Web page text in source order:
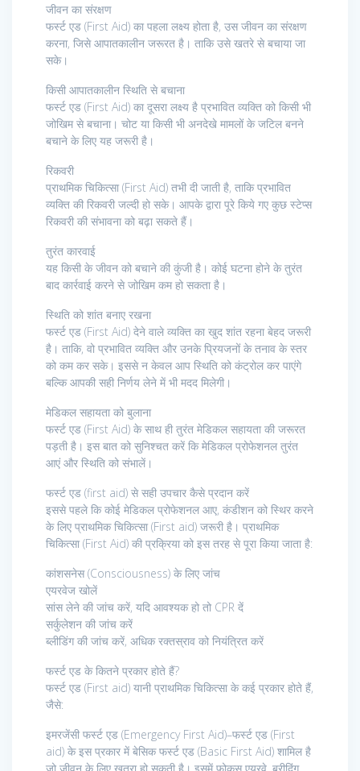
जीवन का संरक्षण
फर्स्ट एड (First Aid) का पहला लक्ष्य होता है, उस जीवन का संरक्षण
करना, जिसे आपातकालीन जरूरत है। ताकि उसे खतरे से बचाया जा
सके।
किसी आपातकालीन स्थिति से बचाना
फर्स्ट एड (First Aid) का दूसरा लक्ष्य है प्रभावित व्यक्ति को किसी भी
जोखिम से बचाना। चोट या किसी भी अनदेखे मामलों के जटिल बनने
बचाने के लिए यह जरूरी है।
रिकवरी
प्राथमिक चिकित्सा (First Aid) तभी दी जाती है, ताकि प्रभावित
व्यक्ति की रिकवरी जल्दी हो सके। आपके द्वारा पूरे किये गए कुछ स्टेप्स
रिकवरी की संभावना को बढ़ा सकते हैं।
तुरंत कारवाई
यह किसी के जीवन को बचाने की कुंजी है। कोई घटना होने के तुरंत
बाद कार्रवाई करने से जोखिम कम हो सकता है।
स्थिति को शांत बनाए रखना
फर्स्ट एड (First Aid) देने वाले व्यक्ति का खुद शांत रहना बेहद जरूरी
है। ताकि, वो प्रभावित व्यक्ति और उनके प्रियजनों के तनाव के स्तर
को कम कर सके। इससे न केवल आप स्थिति को कंट्रोल कर पाएंगे
बल्कि आपकी सही निर्णय लेने में भी मदद मिलेगी।
मेडिकल सहायता को बुलाना
फर्स्ट एड (First Aid) के साथ ही तुरंत मेडिकल सहायता की जरूरत
पड़ती है। इस बात को सुनिश्चत करें कि मेडिकल प्रोफेशनल तुरंत
आएं और स्थिति को संभालें।
फर्स्ट एड (first aid) से सही उपचार कैसे प्रदान करें
इससे पहले कि कोई मेडिकल प्रोफेशनल आए, कंडीशन को स्थिर करने
के लिए प्राथमिक चिकित्सा (First aid) जरूरी है। प्राथमिक
चिकित्सा (First Aid) की प्रक्रिया को इस तरह से पूरा किया जाता है:
कांशसनेस (Consciousness) के लिए जांच
एयरवेज खोलें
सांस लेने की जांच करें, यदि आवश्यक हो तो CPR दें
सर्कुलेशन की जांच करें
ब्लीडिंग की जांच करें, अधिक रक्तस्राव को नियंत्रित करें
फर्स्ट एड के कितने प्रकार होते हैं?
फर्स्ट एड (First aid) यानी प्राथमिक चिकित्सा के कई प्रकार होते हैं,
जैसे:
इमरजेंसी फर्स्ट एड (Emergency First Aid)–फर्स्ट एड (First
aid) के इस प्रकार में बेसिक फर्स्ट एड (Basic First Aid) शामिल है